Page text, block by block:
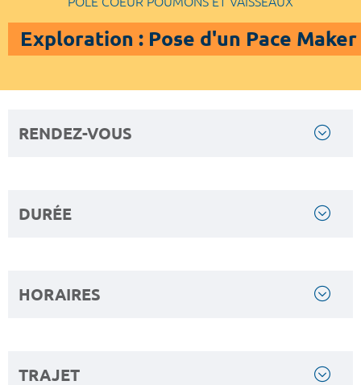
Exploration : Pose d'un Pace
RENDEZ-VOUS
DURÉE
HORAIRES
TRAJET